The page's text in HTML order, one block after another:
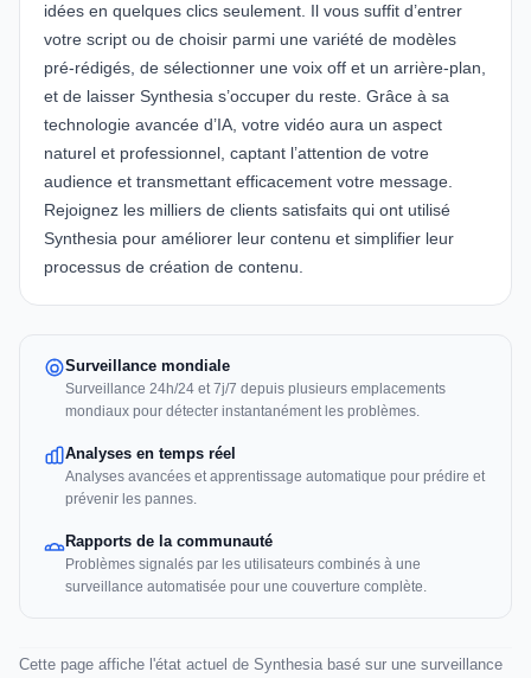
idées en quelques clics seulement. Il vous suffit d’entrer
votre script ou de choisir parmi une variété de modèles
pré-rédigés, de sélectionner une voix off et un arrière-plan,
et de laisser Synthesia s’occuper du reste. Grâce à sa
technologie avancée d’IA, votre vidéo aura un aspect
naturel et professionnel, captant l’attention de votre
audience et transmettant efficacement votre message.
Rejoignez les milliers de clients satisfaits qui ont utilisé
Synthesia pour améliorer leur contenu et simplifier leur
processus de création de contenu.
Surveillance mondiale
Surveillance 24h/24 et 7j/7 depuis plusieurs emplacements
mondiaux pour détecter instantanément les problèmes.
Analyses en temps réel
Analyses avancées et apprentissage automatique pour prédire et
prévenir les pannes.
Rapports de la communauté
Problèmes signalés par les utilisateurs combinés à une
surveillance automatisée pour une couverture complète.
Cette page affiche l'état actuel de Synthesia basé sur une surveillance